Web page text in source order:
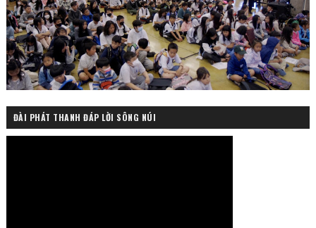
ĐÀI PHÁT THANH ĐÁP LỜI SÔNG NÚI